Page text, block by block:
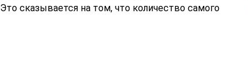
сказывается на том, что количество самого